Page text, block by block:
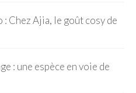
: Chez Ajia, le goût cosy de
: une espèce en voie de